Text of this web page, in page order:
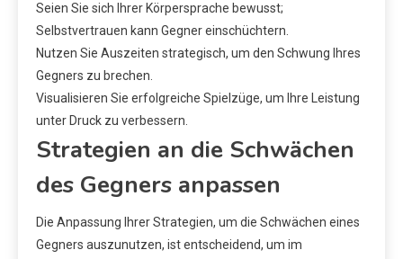
Seien Sie sich Ihrer Körpersprache bewusst;
Selbstvertrauen kann Gegner einschüchtern.
Nutzen Sie Auszeiten strategisch, um den Schwung Ihres
Gegners zu brechen.
Visualisieren Sie erfolgreiche Spielzüge, um Ihre Leistung
unter Druck zu verbessern.
Strategien an die Schwächen
des Gegners anpassen
Die Anpassung Ihrer Strategien, um die Schwächen eines
Gegners auszunutzen, ist entscheidend, um im